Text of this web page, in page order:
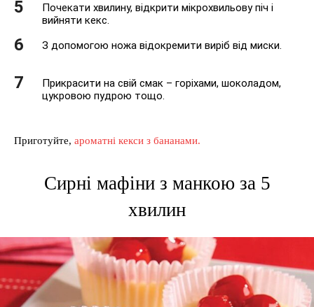
Почекати хвилину, відкрити мікрохвильову піч і
вийняти кекс.
З допомогою ножа відокремити виріб від миски.
Прикрасити на свій смак – горіхами, шоколадом,
цукровою пудрою тощо.
Приготуйте, ароматні кекси з бананами.
Сирні мафіни з манкою за 5
хвилин